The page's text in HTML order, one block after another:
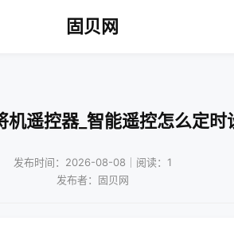
固贝网
机遥控器_智能遥控怎么定
发布时间：2026-08-08｜阅读：1
发布者：固贝网